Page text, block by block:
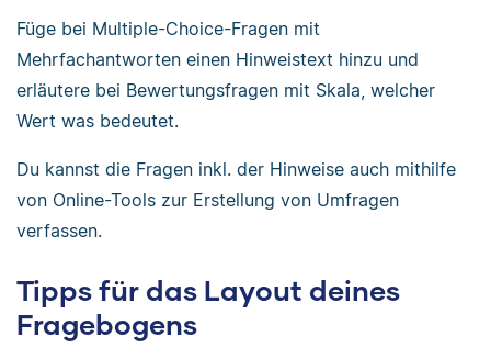
Füge bei Multiple-Choice-Fragen mit
Mehrfachantworten einen Hinweistext hinzu und
erläutere bei Bewertungsfragen mit Skala, welcher
Wert was bedeutet.
Du kannst die Fragen inkl. der Hinweise auch mithilfe
von Online-Tools zur Erstellung von Umfragen
verfassen.
Tipps für das Layout deines
Fragebogens